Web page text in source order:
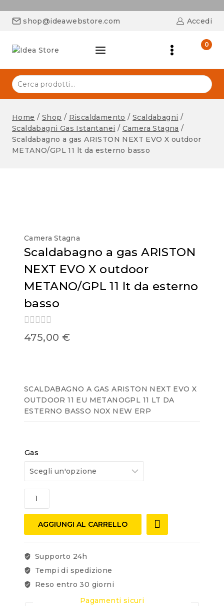
shop@ideawebstore.com Accedi
0
Home / Shop / Riscaldamento / Scaldabagni /
Scaldabagni Gas Istantanei / Camera Stagna /
Scaldabagno a gas ARISTON NEXT EVO X outdoor
METANO/GPL 11 lt da esterno basso
Camera Stagna
Scaldabagno a gas ARISTON
NEXT EVO X outdoor
METANO/GPL 11 lt da esterno
basso
0
out
475,00 €
SCALDABAGNO A GAS ARISTON NEXT EVO X
OUTDOOR 11 EU METANOGPL 11 LT DA
ESTERNO BASSO NOX NEW ERP
Gas
AGGIUNGI AL CARRELLO
Supporto 24h
Tempi di spedizione
Reso entro 30 giorni
Pagamenti sicuri